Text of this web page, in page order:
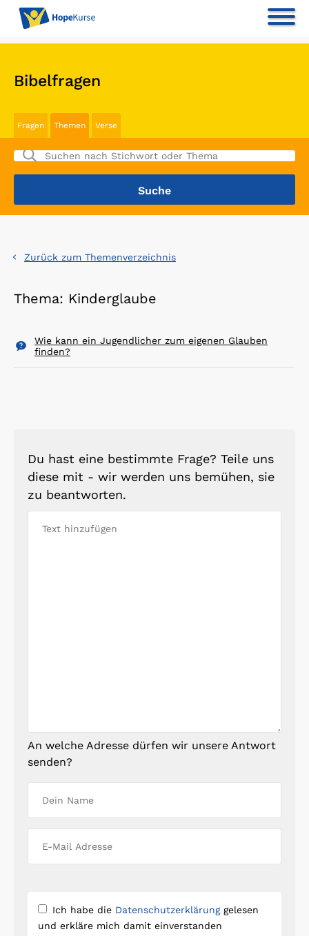
Bibelfragen
Fragen Themen Verse
Zurück zum Themenverzeichnis
Thema: Kinderglaube
Wie kann ein Jugendlicher zum eigenen Glauben
finden?
Du hast eine bestimmte Frage? Teile uns
diese mit - wir werden uns bemühen, sie
zu beantworten.
An welche Adresse dürfen wir unsere Antwort
senden?
Ich habe die Datenschutzerklärunggelesen
und erkläre mich damit einverstanden